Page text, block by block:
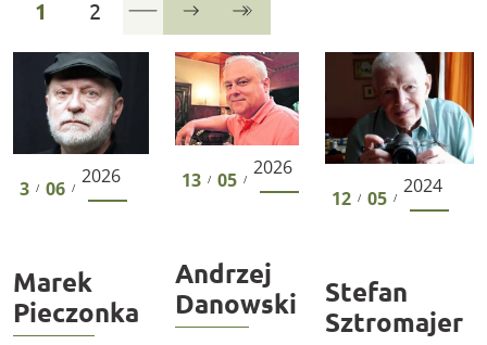
strona
1 strona
2
Marek Pieczonka
3 / 06 /
2026
Marek
Pieczonka
Andrzej Danowski
13 / 05 /
2026
Andrzej
Danowski
Stefan Sztromajer
12 / 05 /
2024
Stefan
Sztromajer